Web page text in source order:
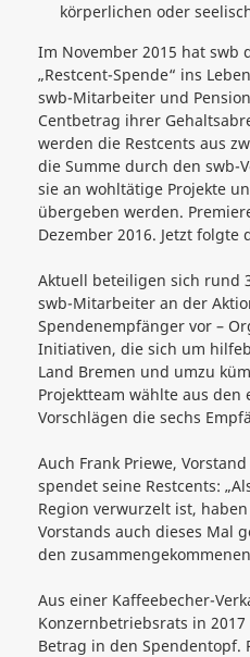
körperlichen oder
Im November 2015 hat swb
„Restcent-Spende“ ins
swb-Mitarbeiter und
Centbetrag ihrer
werden die Restcents aus
die Summe durch den swb-
sie an wohltätige Projekte
übergeben werden.
Dezember 2016. Jetzt folgte
Aktuell beteiligen sich rund
swb-Mitarbeiter an der
Spendenempfänger vor –
Initiativen, die sich um
Land Bremen und umzu
Projektteam wählte aus den
Vorschlägen die sechs
Auch Frank Priewe,
spendet seine Restcents:
Region verwurzelt ist,
Vorstands auch dieses Mal
den
Aus einer Kaffeebecher-
Konzernbetriebsrats in
Betrag in den Spendentopf.